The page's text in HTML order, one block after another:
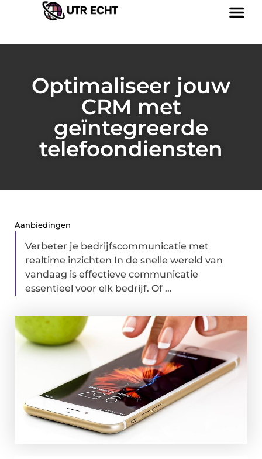
Optimaliseer jouw
CRM met
geïntegreerde
telefoondiensten
Aanbiedingen
Verbeter je bedrijfscommunicatie met
realtime inzichten In de snelle wereld van
vandaag is effectieve communicatie
essentieel voor elk bedrijf. Of ...